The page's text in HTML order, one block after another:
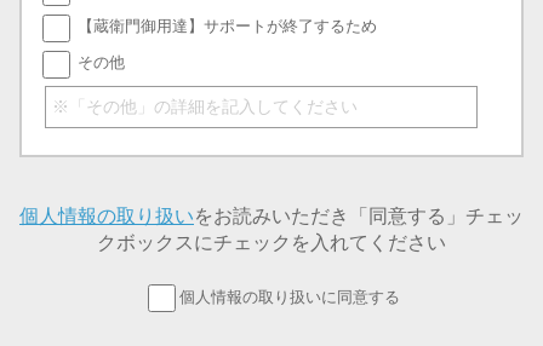
【蔵衛門御用達】サポートが終了するため
その他
個人情報の取り扱いをお読みいただき「同意する」チェッ
クボックスにチェックを入れてください
個人情報の取り扱いに同意する